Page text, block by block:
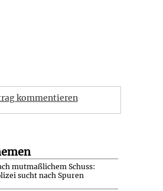
kommentieren
mutmaßlichem Schuss:
sucht nach Spuren